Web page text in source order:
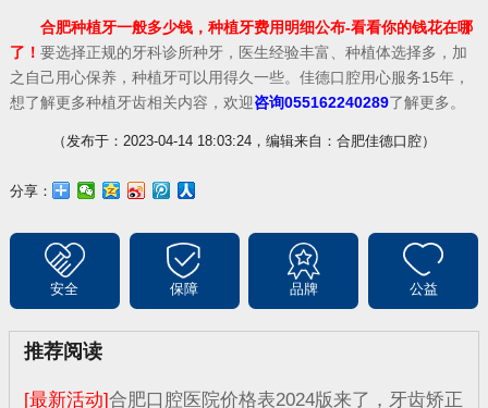
合肥种植牙一般多少钱，种植牙费用明细公布-看看你的钱花在哪
了！ 要选择正规的牙科诊所种牙，医生经验丰富、种植体选择多，加
之自己用心保养，种植牙可以用得久一些。佳德口腔用心服务15年，
想了解更多种植牙齿相关内容，欢迎咨询055162240289了解更多。
（发布于：2023-04-14 18:03:24，编辑来自：合肥佳德口腔）
分享：
安全 保障 品牌 公益
推荐阅读
[最新活动]合肥口腔医院价格表2024版来了，牙齿矫正